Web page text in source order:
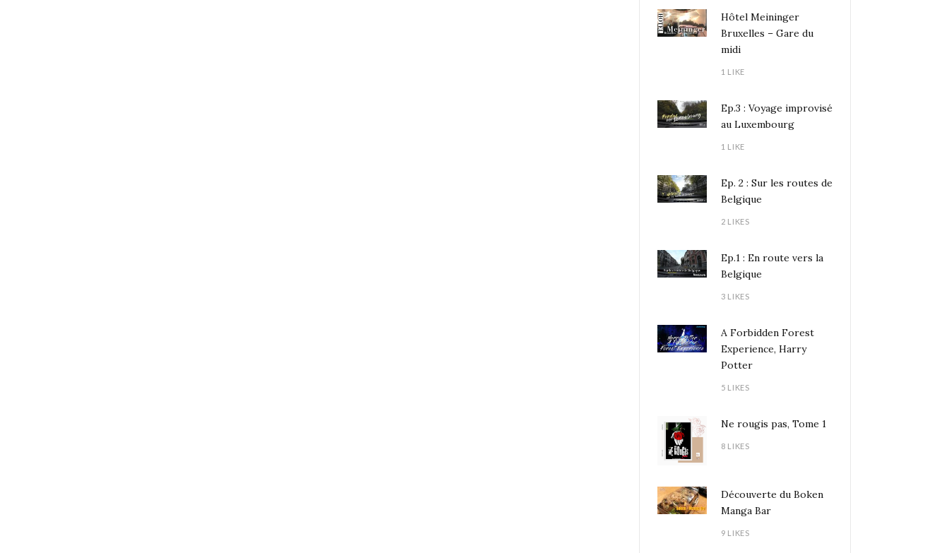
Hôtel Meininger
Bruxelles – Gare du
midi
1 LIKE
Ep.3 : Voyage improvisé
au Luxembourg
1 LIKE
Ep. 2 : Sur les routes de
Belgique
2 LIKES
Ep.1 : En route vers la
Belgique
3 LIKES
A Forbidden Forest
Experience, Harry
Potter
5 LIKES
Ne rougis pas, Tome 1
8 LIKES
Découverte du Boken
Manga Bar
9 LIKES